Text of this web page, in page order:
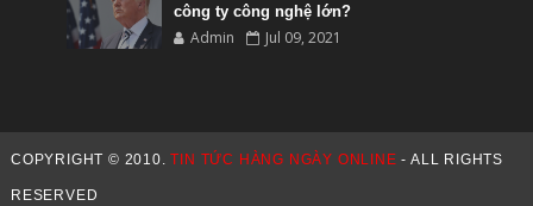
công ty công nghệ lớn?
Admin Jul 09, 2021
COPYRIGHT © 2010.TIN TỨC HÀNG NGÀY ONLINE - ALL RIGHTS
RESERVED